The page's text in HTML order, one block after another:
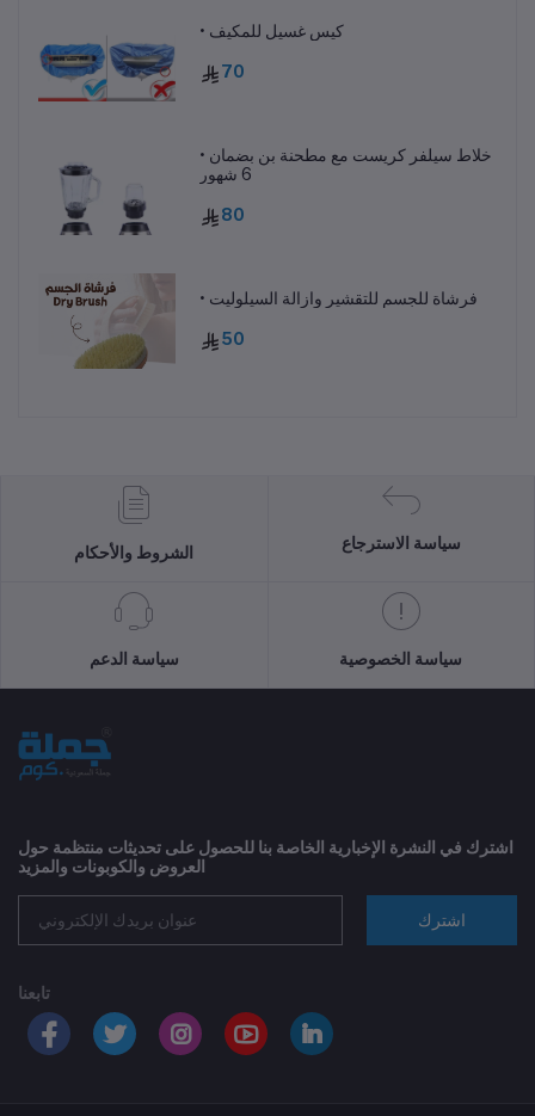
• كيس غسيل للمكيف
70
• خلاط سيلفر كريست مع مطحنة بن بضمان
6 شهور
80
• فرشاة للجسم للتقشير وازالة السيلوليت
50
الشروط والأحكام
سياسة الاسترجاع
سياسة الدعم سياسة الخصوصية
اشترك في النشرة الإخبارية الخاصة بنا للحصول على تحديثات منتظمة حول
العروض والكوبونات والمزيد
اشترك
تابعنا